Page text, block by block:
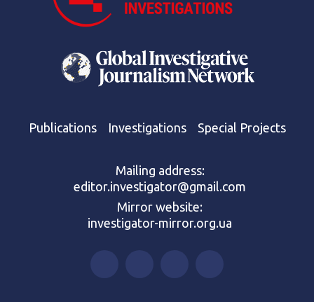
Publications Investigations Special Projects
Mailing address:
editor.investigator@gmail.com
Mirror website:
investigator-mirror.org.ua